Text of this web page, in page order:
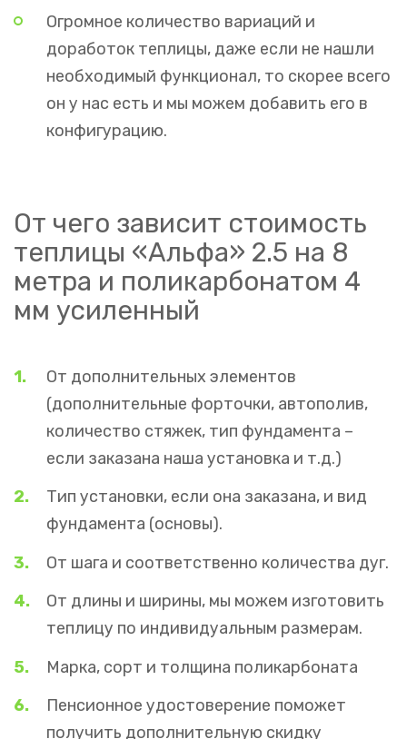
Огромное количество вариаций и
доработок теплицы, даже если не нашли
необходимый функционал, то скорее всего
он у нас есть и мы можем добавить его в
конфигурацию.
От чего зависит стоимость
теплицы «Альфа» 2.5 на 8
метра и поликарбонатом 4
мм усиленный
От дополнительных элементов
(дополнительные форточки, автополив,
количество стяжек, тип фундамента –
если заказана наша установка и т.д.)
Тип установки, если она заказана, и вид
фундамента (основы).
От шага и соответственно количества дуг.
От длины и ширины, мы можем изготовить
теплицу по индивидуальным размерам.
Марка, сорт и толщина поликарбоната
Пенсионное удостоверение поможет
получить дополнительную скидку